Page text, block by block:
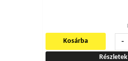
-
Kosárba
Részletek